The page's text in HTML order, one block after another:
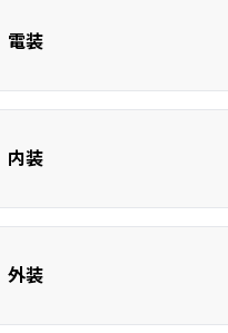
電装
内装
外装